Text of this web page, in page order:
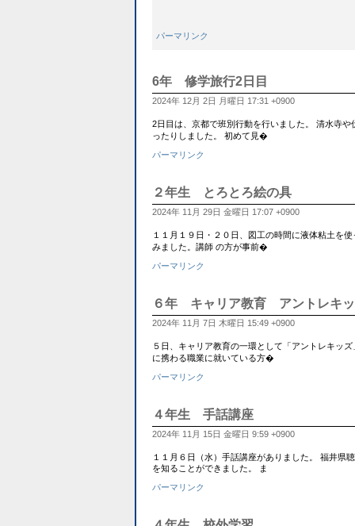
パーマリンク
6年 修学旅行2日目
2024年 12月 2日 月曜日 17:31 +0900
2日目は、京都で班別行動を行いました。 清水寺
ったりしました。 初めて見�
パーマリンク
２年生 とろとろ絵の具
2024年 11月 29日 金曜日 17:07 +0900
１１月１９日・２０日、図工の時間に液体粘土を
みました。講師 の方が事前�
パーマリンク
６年 キャリア教育 アントレキ
2024年 11月 7日 木曜日 15:49 +0900
５日、キャリア教育の一環として「アントレキッ
に携わる職業に就いている方�
パーマリンク
４年生 手話講座
2024年 11月 15日 金曜日 9:59 +0900
１１月６日（水）手話講座がありました。 福井県
を知ることができました。 ま
パーマリンク